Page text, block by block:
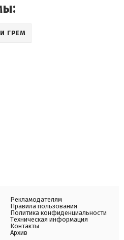
ГРЕМ
Рекламодателям
Правила пользования
Политика конфиденциальности
Техническая информация
Контакты
Архив